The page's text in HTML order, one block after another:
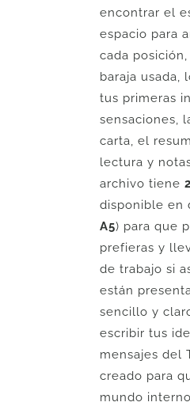
encontrar el
espacio para
cada
baraja usada,
tus primeras
sensaciones,
carta, el
lectura y
archivo tiene
disponible en
A5) para que
prefieras y
de trabajo si
están
sencillo y
escribir tus
mensajes del
creado para
mundo